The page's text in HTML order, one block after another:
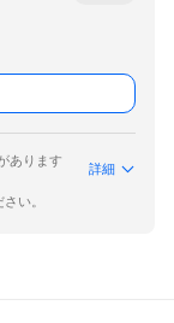
あります
詳細
い。